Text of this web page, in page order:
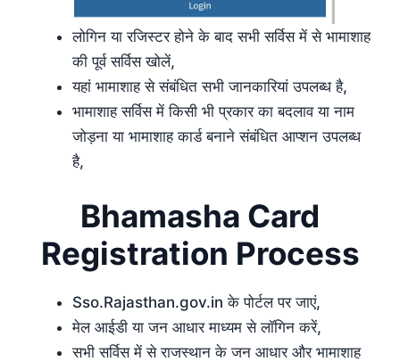
लोगिन या रजिस्टर होने के बाद सभी सर्विस में से भामाशाह
की पूर्व सर्विस खोलें,
यहां भामाशाह से संबंधित सभी जानकारियां उपलब्ध है,
भामाशाह सर्विस में किसी भी प्रकार का बदलाव या नाम
जोड़ना या भामाशाह कार्ड बनाने संबंधित आप्शन उपलब्ध
है,
Bhamasha Card
Registration Process
Sso.Rajasthan.gov.in के पोर्टल पर जाएं,
मेल आईडी या जन आधार माध्यम से लॉगिन करें,
सभी सर्विस में से राजस्थान के जन आधार और भामाशाह